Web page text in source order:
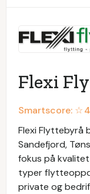
Flexi
Smartscore: ☆
Flexi Flyttebyrå
Sandefjord,
fokus på
typer
private og